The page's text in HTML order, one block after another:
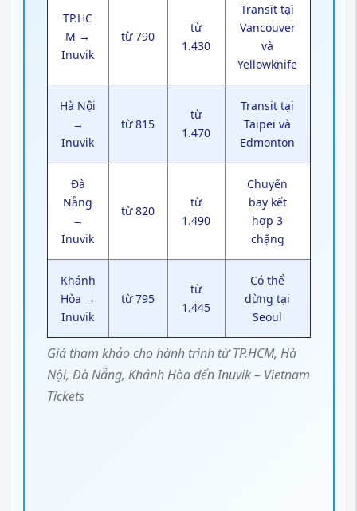
Giá tham khảo cho hành trình từ TP.HCM, Hà
Nội, Đà Nẵng, Khánh Hòa đến Inuvik – Vietnam
Tickets
TP.HC
M →
Inuvik
từ 790
từ
1.430
Transit tại
Vancouver
và
Yellowknife
Hà Nội
→
Inuvik
từ 815
từ
1.470
Transit tại
Taipei và
Edmonton
Đà
Nẵng
→
Inuvik
từ 820
từ
1.490
Chuyến
bay kết
hợp 3
chặng
Khánh
Hòa →
Inuvik
từ 795
từ
1.445
Có thể
dừng tại
Seoul